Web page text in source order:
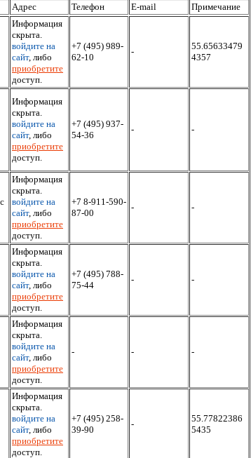
Адрес Телефон E-mail
Примечание
Информация
скрыта.
войдите на
сайт, либо
приобретите
доступ.
+7 (495) 989-
62-10
-
55.65633479
4357
Информация
скрыта.
войдите на
сайт, либо
приобретите
доступ.
+7 (495) 937-
54-36
- -
Информация
скрыта.
войдите на
сайт, либо
приобретите
доступ.
+7 8-911-590-
87-00
- -
Информация
скрыта.
войдите на
сайт, либо
приобретите
доступ.
+7 (495) 788-
75-44
- -
Информация
скрыта.
войдите на
сайт, либо
приобретите
доступ.
- - -
Информация
скрыта.
войдите на
сайт, либо
приобретите
доступ.
+7 (495) 258-
39-90
-
55.77822386
5435